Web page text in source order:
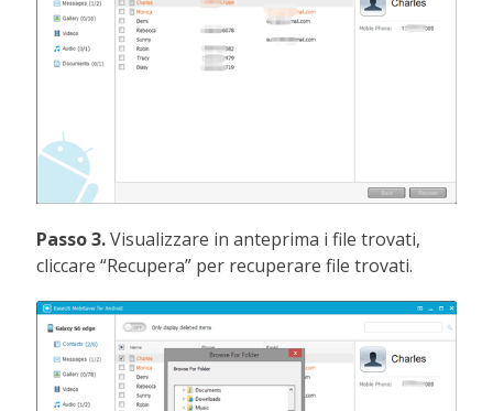
Passo 3.Visualizzare in anteprima i file trovati,
cliccare “Recupera” per recuperare file trovati.